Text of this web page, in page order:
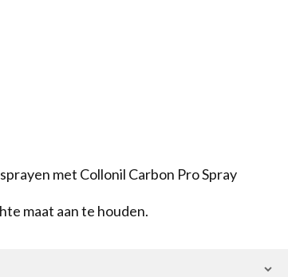
met Collonil Carbon Pro Spray
maat aan te houden.